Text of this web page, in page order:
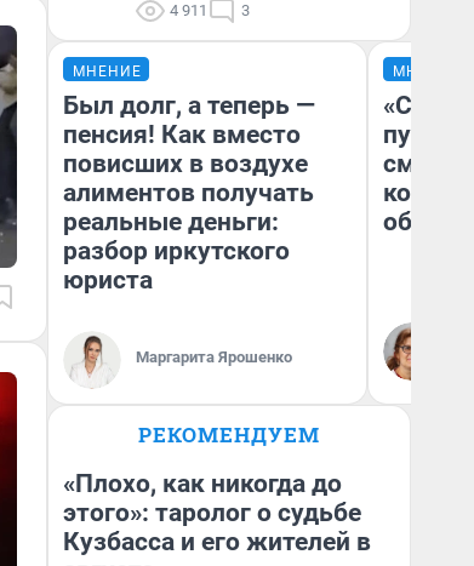
4 911 3
МНЕНИЕ
Был долг, а теперь —
пенсия! Как вместо
повисших в воздухе
алиментов получать
реальные деньги:
разбор иркутского
юриста
Маргарита Ярошенко
МНЕНИЕ
РЕКОМЕНДУЕМ
«Плохо, как никогда до
этого»: таролог о судьбе
Кузбасса и его жителей в